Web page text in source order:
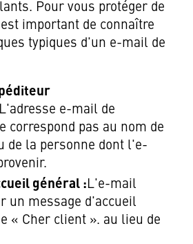
Pour vous protéger de
important de connaître
typiques d'un e-mail de
L'adresse e-mail de
correspond pas au nom de
de la personne dont l'e-
général :L'e-mail
un message d'accueil
« Cher client ». au lieu de